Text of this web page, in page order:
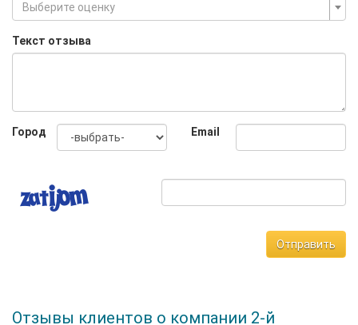
Выберите оценку
Текст отзыва
Город Email
Отправить
Отзывы клиентов о компании 2-й